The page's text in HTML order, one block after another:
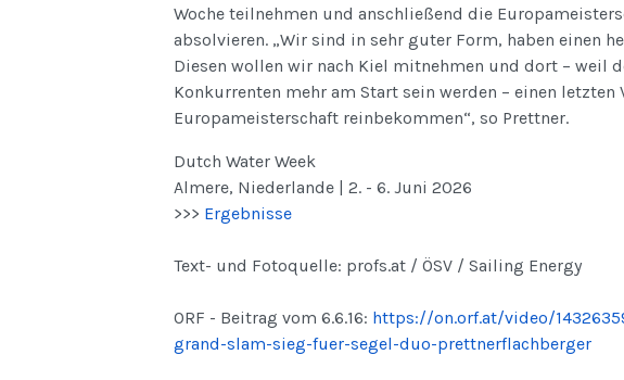
Woche teilnehmen und anschließend die
absolvieren. „Wir sind in sehr guter Form, haben einen
Diesen wollen wir nach Kiel mitnehmen und dort – weil
Konkurrenten mehr am Start sein werden – einen
Europameisterschaft reinbekommen“, so Prettner.
Dutch Water Week
Almere, Niederlande | 2. - 6. Juni 2026
>>> Ergebnisse
Text- und Fotoquelle: profs.at / ÖSV / Sailing Energy
ORF - Beitrag vom 6.6.16: https://on.orf.at/video/
grand-slam-sieg-fuer-segel-duo-prettnerflachberger